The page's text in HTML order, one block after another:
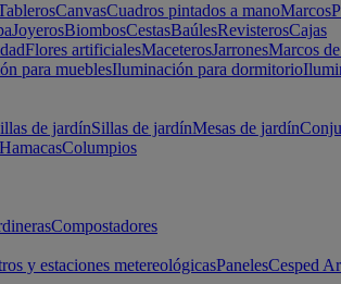
CanvasCuadros pintados a manoMarcos
JoyerosBiombosCestasBaúlesRevisterosCajas
Flores artificialesMaceterosJarronesMarcos
para mueblesIluminación para dormitorio
de jardínSillas de jardínMesas de jardín
HamacasColumpios
Compostadores
y estaciones metereológicasPanelesCesped